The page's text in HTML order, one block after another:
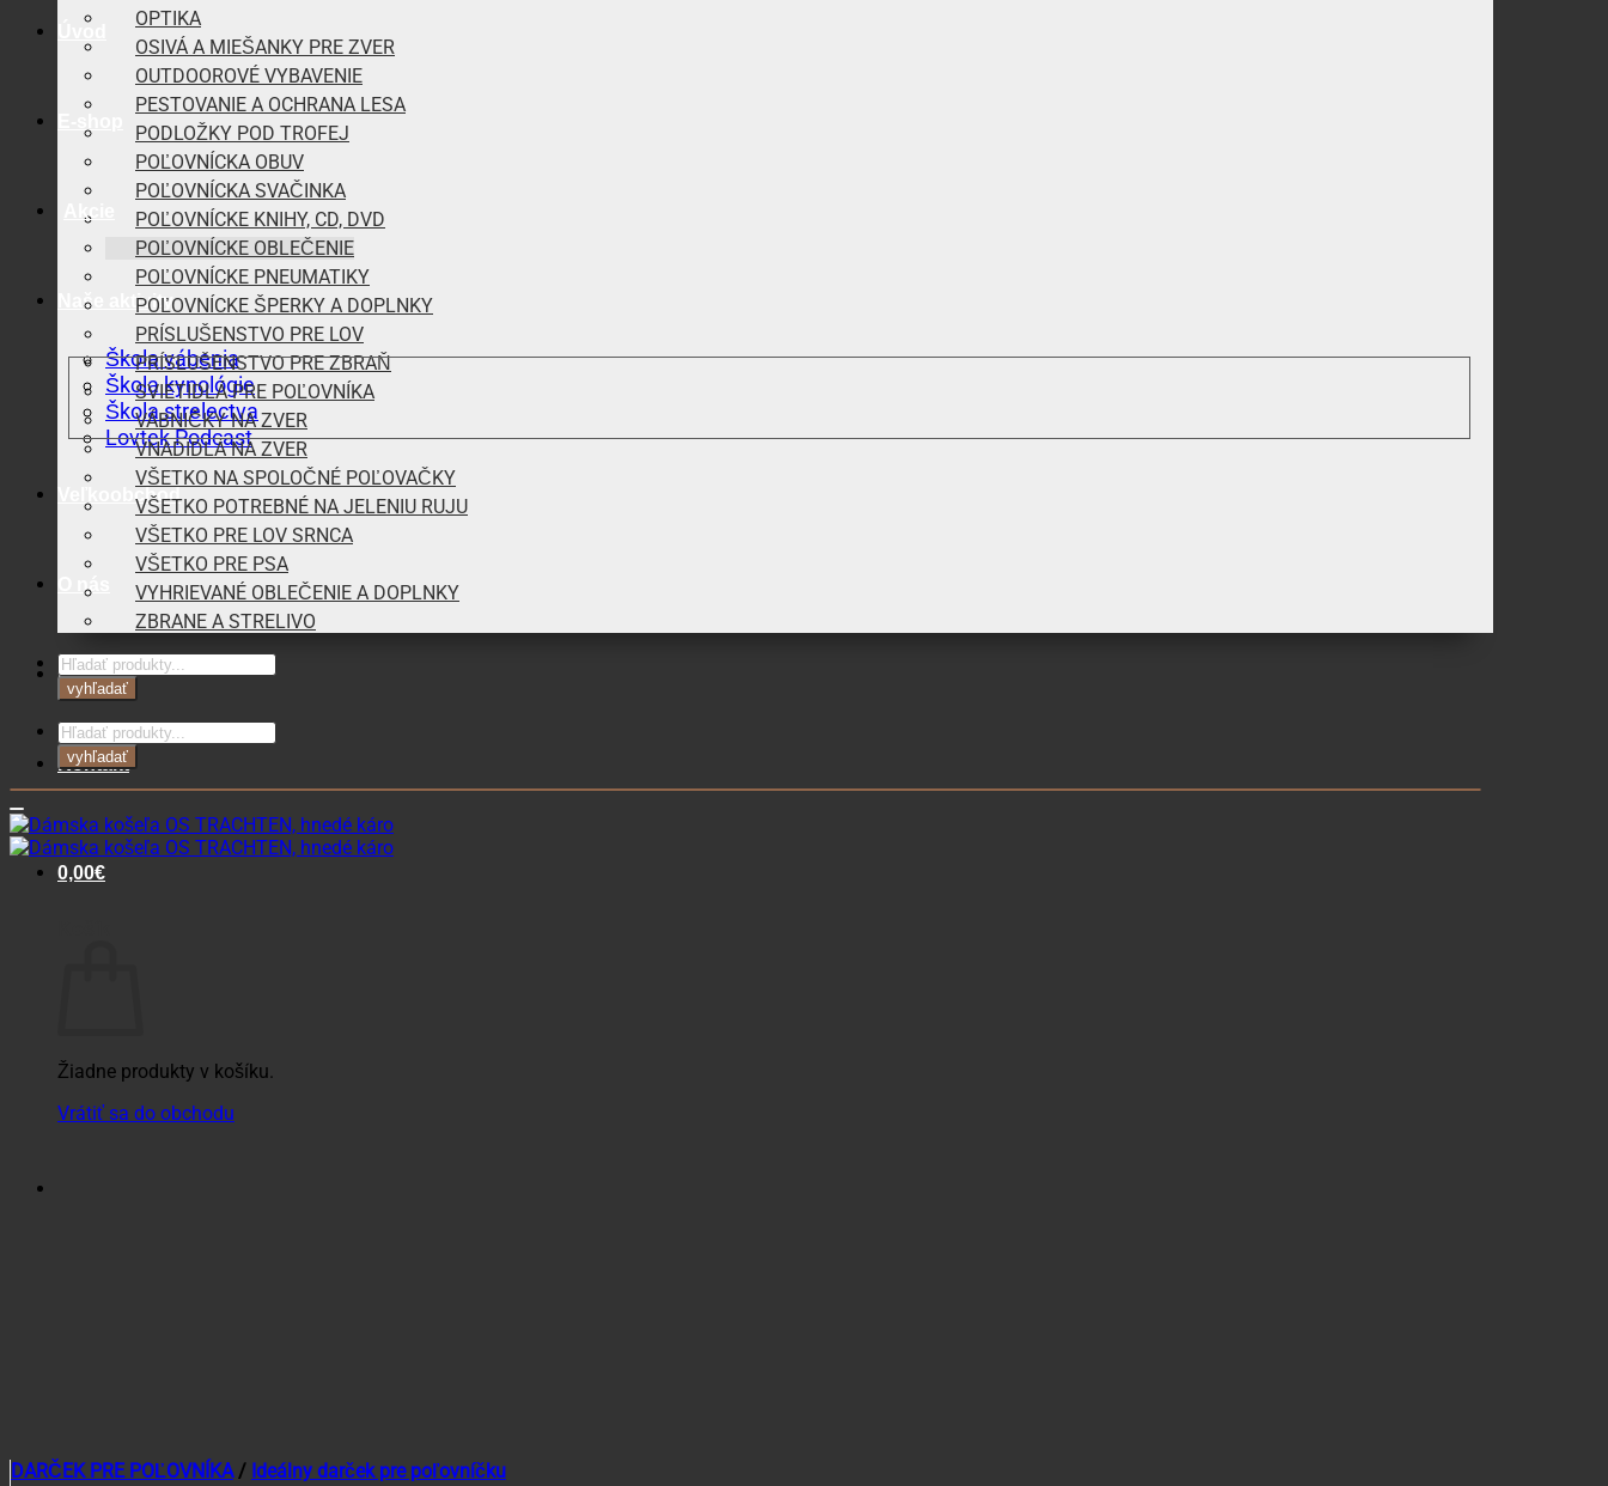
Akcie
Naše aktivity
Škola vábenia
Škola kynológie
Škola strelectva
Lovtek Podcast
Veľkoobchod
O nás
Blog
Kontakt
0,00€
Žiadne produkty v košíku.
Vrátiť sa do obchodu
OPTIKA
OSIVÁ A MIEŠANKY PRE ZVER
OUTDOOROVÉ VYBAVENIE
PESTOVANIE A OCHRANA LESA
PODLOŽKY POD TROFEJ
POĽOVNÍCKA OBUV
POĽOVNÍCKA SVAČINKA
POĽOVNÍCKE KNIHY, CD, DVD
POĽOVNÍCKE OBLEČENIE
POĽOVNÍCKE PNEUMATIKY
POĽOVNÍCKE ŠPERKY A DOPLNKY
PRÍSLUŠENSTVO PRE LOV
PRÍSLUŠENSTVO PRE ZBRAŇ
SVIETIDLÁ PRE POĽOVNÍKA
VÁBNIČKY NA ZVER
VNADIDLÁ NA ZVER
VŠETKO NA SPOLOČNÉ POĽOVAČKY
VŠETKO POTREBNÉ NA JELENIU RUJU
VŠETKO PRE LOV SRNCA
VŠETKO PRE PSA
VYHRIEVANÉ OBLEČENIE A DOPLNKY
ZBRANE A STRELIVO
Products
search
vyhľadať
Products
search
vyhľadať
DARČEK PRE POĽOVNÍKA / Ideálny darček pre poľovníčku